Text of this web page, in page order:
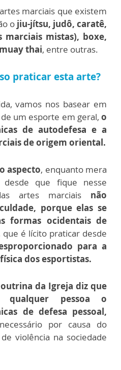
marciais que existem
o jiu-jítsu, judô, caratê,
marciais mistas), boxe,
thai, entre outras.
praticar esta arte?
vamos nos basear em
um esporte em geral, o
de autodefesa e a
de origem oriental.
aspecto, enquanto mera
que fique nesse
artes marciais não
porque elas se
formas ocidentais de
que é lícito praticar desde
para a
dos esportistas.
da Igreja diz que
pessoa o
de defesa pessoal,
por causa do
violência na sociedade